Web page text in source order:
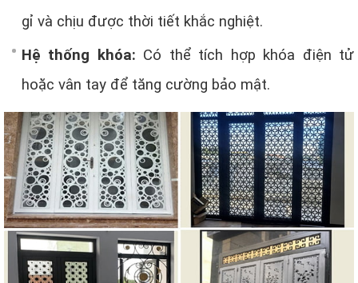
gỉ và chịu được thời tiết khắc nghiệt.
Hệ thống khóa: Có thể tích hợp khóa điện tử
hoặc vân tay để tăng cường bảo mật.